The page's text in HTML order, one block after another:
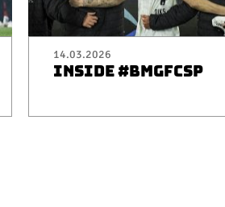
14.03.2026
INSIDE #BMGFCSP